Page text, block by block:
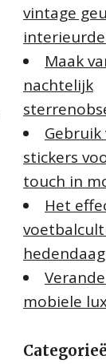
vintage
Maak
nachtelijk
Gebruik
stickers
touch in
Het
mobiele